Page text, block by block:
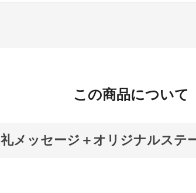
この商品について
メッセージ＋オリジナルステ